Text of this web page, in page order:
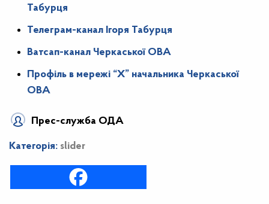
Табурця
Телеграм-канал Ігоря Табурця
Ватсап-канал Черкаської ОВА
Профіль в мережі “X” начальника Черкаської
ОВА
Прес-служба ОДА
Категорія: slider